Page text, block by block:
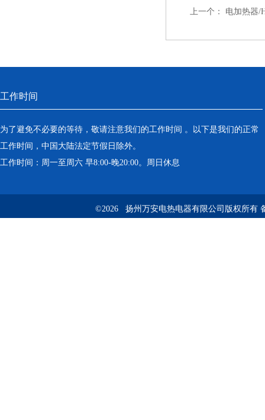
上一个： 电加热器/
工作时间
为了避免不必要的等待，敬请注意我们的工作时间 。以下是我们的正常
工作时间，中国大陆法定节假日除外。
工作时间：周一至周六 早8:00-晚20:00。周日休息
©2026 扬州万安电热电器有限公司版权所有